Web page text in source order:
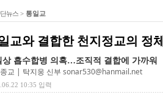
뉴스 > 통일교
교와 결합한 천지정교의 정체
상 흡수합병 의혹…조직적 결합에 가까워
교 | 탁지웅 신부 sonar530@hanmail.net
10:35 입력